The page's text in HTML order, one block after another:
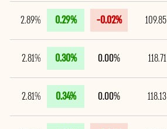
109.85
-0.02%
0.29%
2.89%
118.71
0.00%
0.30%
2.81%
118.13
0.00%
0.34%
2.81%